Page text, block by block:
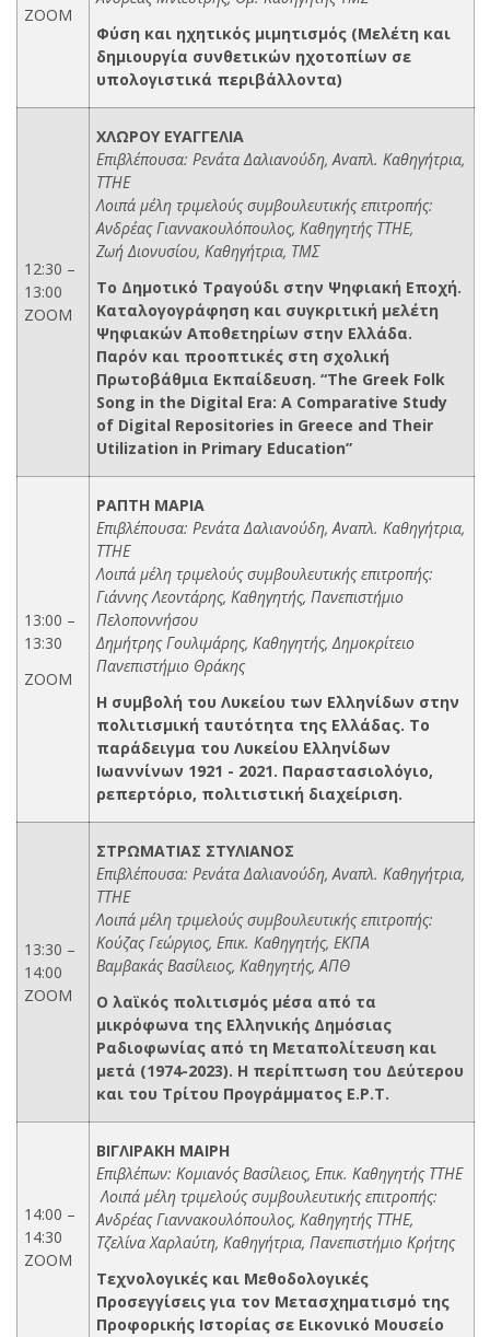
ΖΟΟΜ
Φύση και ηχητικός μιμητισμός (Μελέτη και
δημιουργία συνθετικών ηχοτοπίων σε
υπολογιστικά περιβάλλοντα)
12:30 –
13:00
ZOOM
ΧΛΩΡΟΥ ΕΥΑΓΓΕΛΙΑ
Επιβλέπουσα: Ρενάτα Δαλιανούδη, Αναπλ. Καθηγήτρια,
ΤΤΗΕ
Λοιπά μέλη τριμελούς συμβουλευτικής επιτροπής:
Ανδρέας Γιαννακουλόπουλος, Καθηγητής ΤΤΗΕ,
Ζωή Διονυσίου, Καθηγήτρια, ΤΜΣ
Το Δημοτικό Τραγούδι στην Ψηφιακή Εποχή.
Καταλογογράφηση και συγκριτική μελέτη
Ψηφιακών Αποθετηρίων στην Ελλάδα.
Παρόν και προοπτικές στη σχολική
Πρωτοβάθμια Εκπαίδευση. “The Greek Folk
Song in the Digital Era: A Comparative Study
of Digital Repositories in Greece and Their
Utilization in Primary Education”
13:00 –
13:30
ZOOM
ΡΑΠΤΗ ΜΑΡΙΑ
Επιβλέπουσα: Ρενάτα Δαλιανούδη, Αναπλ. Καθηγήτρια,
ΤΤΗΕ
Λοιπά μέλη τριμελούς συμβουλευτικής επιτροπής:
Γιάννης Λεοντάρης, Καθηγητής, Πανεπιστήμιο
Πελοποννήσου
Δημήτρης Γουλιμάρης, Καθηγητής, Δημοκρίτειο
Πανεπιστήμιο Θράκης
Η συμβολή του Λυκείου των Ελληνίδων στην
πολιτισμική ταυτότητα της Ελλάδας. Το
παράδειγμα του Λυκείου Ελληνίδων
Ιωαννίνων 1921 - 2021. Παραστασιολόγιο,
ρεπερτόριο, πολιτιστική διαχείριση.
13:30 –
14:00
ZOOM
ΣΤΡΩΜΑΤΙΑΣ ΣΤΥΛΙΑΝΟΣ
Επιβλέπουσα: Ρενάτα Δαλιανούδη, Αναπλ. Καθηγήτρια,
ΤΤΗΕ
Λοιπά μέλη τριμελούς συμβουλευτικής επιτροπής:
Κούζας Γεώργιος, Επικ. Καθηγητής, ΕΚΠΑ
Βαμβακάς Βασίλειος, Καθηγητής, ΑΠΘ
Ο λαϊκός πολιτισμός μέσα από τα
μικρόφωνα της Ελληνικής Δημόσιας
Ραδιοφωνίας από τη Μεταπολίτευση και
μετά (1974-2023). Η περίπτωση του Δεύτερου
και του Τρίτου Προγράμματος Ε.Ρ.Τ.
14:00 –
14:30
ZOOM
ΒΙΓΛΙΡΑΚΗ ΜΑΙΡΗ
Επιβλέπων: Κομιανός Βασίλειος, Επικ. Καθηγητής ΤΤΗΕ
Λοιπά μέλη τριμελούς συμβουλευτικής επιτροπής:
Ανδρέας Γιαννακουλόπουλος, Καθηγητής ΤΤΗΕ,
Τζελίνα Χαρλαύτη, Καθηγήτρια, Πανεπιστήμιο Κρήτης
Τεχνολογικές και Μεθοδολογικές
Προσεγγίσεις για τον Μετασχηματισμό της
Προφορικής Ιστορίας σε Εικονικό Μουσείο